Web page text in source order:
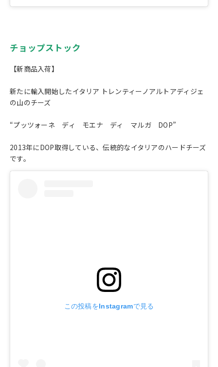
チョップストック
【新商品入荷】
新たに輸入開始したイタリア トレンティーノアルトアディジェ
の山のチーズ
“プッツォーネ ディ モエナ ディ マルガ DOP”
2013年にDOP取得している、伝統的なイタリアのハードチーズ
です。
この投稿をInstagramで見る